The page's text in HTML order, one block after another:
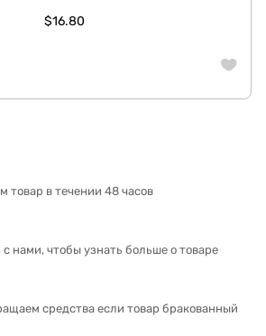
$16.80
товар в течении 48 часов
нами, чтобы узнать больше о товаре
средства если товар бракованный